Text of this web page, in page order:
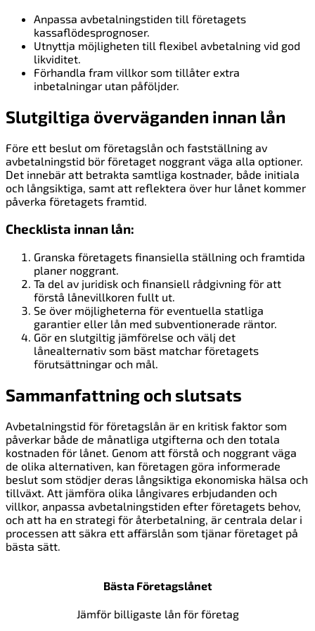
Anpassa avbetalningstiden till företagets
kassaflödesprognoser.
Utnyttja möjligheten till flexibel avbetalning vid god
likviditet.
Förhandla fram villkor som tillåter extra
inbetalningar utan påföljder.
Slutgiltiga överväganden innan lån
Före ett beslut om företagslån och fastställning av
avbetalningstid bör företaget noggrant väga alla optioner.
Det innebär att betrakta samtliga kostnader, både initiala
och långsiktiga, samt att reflektera över hur lånet kommer
påverka företagets framtid.
Checklista innan lån:
Granska företagets finansiella ställning och framtida
planer noggrant.
Ta del av juridisk och finansiell rådgivning för att
förstå lånevillkoren fullt ut.
Se över möjligheterna för eventuella statliga
garantier eller lån med subventionerade räntor.
Gör en slutgiltig jämförelse och välj det
lånealternativ som bäst matchar företagets
förutsättningar och mål.
Sammanfattning och slutsats
Avbetalningstid för företagslån är en kritisk faktor som
påverkar både de månatliga utgifterna och den totala
kostnaden för lånet. Genom att förstå och noggrant väga
de olika alternativen, kan företagen göra informerade
beslut som stödjer deras långsiktiga ekonomiska hälsa och
tillväxt. Att jämföra olika långivares erbjudanden och
villkor, anpassa avbetalningstiden efter företagets behov,
och att ha en strategi för återbetalning, är centrala delar i
processen att säkra ett affärslån som tjänar företaget på
bästa sätt.
Bästa Företagslånet
Jämför billigaste lån för företag